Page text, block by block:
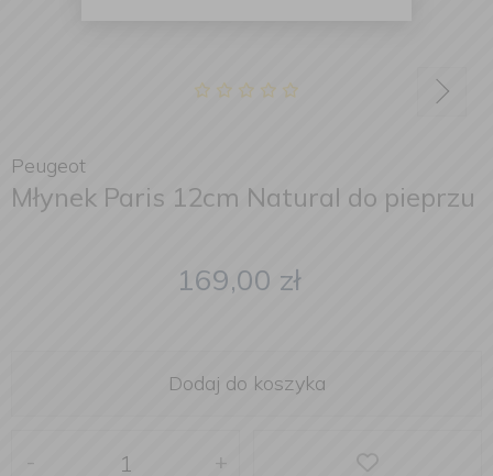
Peugeot
Młynek Paris 12cm Natural do pieprzu
169,00 zł
Dodaj do koszyka
- +